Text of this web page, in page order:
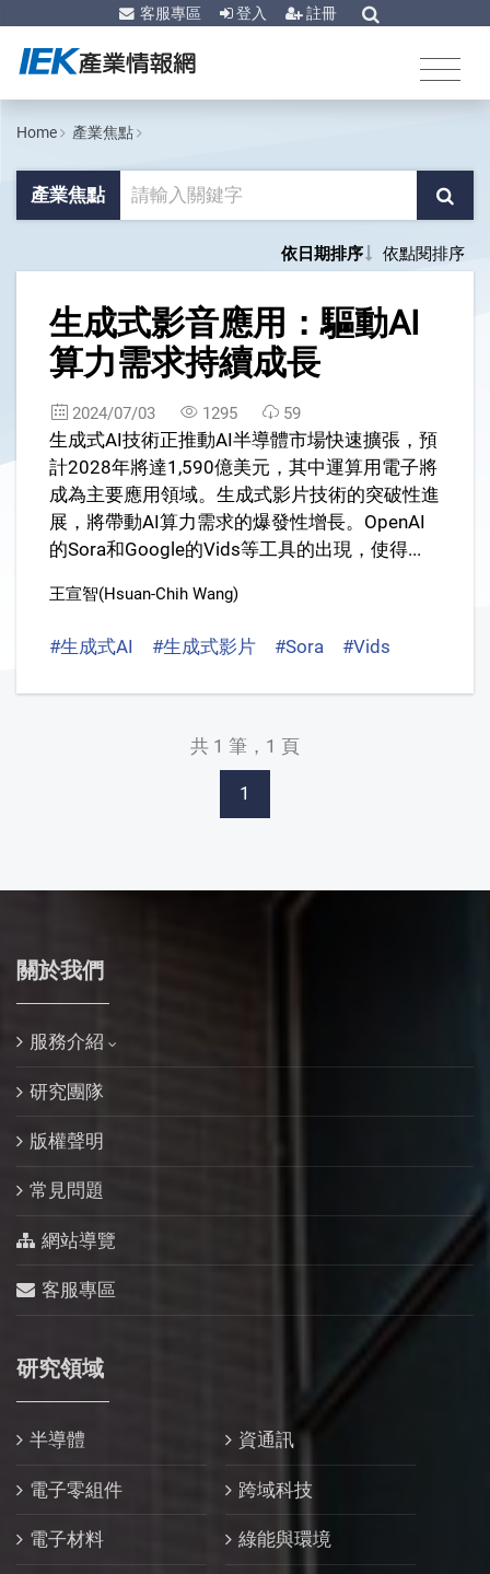
客服專區 登入 註冊
Home 產業焦點
產業焦點
依日期排序 依點閱排序
生成式影音應用：驅動AI
算力需求持續成長
2024/07/03 1295 59
生成式AI技術正推動AI半導體市場快速擴張，預
計2028年將達1,590億美元，其中運算用電子將
成為主要應用領域。生成式影片技術的突破性進
展，將帶動AI算力需求的爆發性增長。OpenAI
的Sora和Google的Vids等工具的出現，使得...
王宣智(Hsuan-Chih Wang)
#生成式AI #生成式影片 #Sora #Vids
共 1 筆，1 頁
1
關於我們
服務介紹
研究團隊
版權聲明
常見問題
網站導覽
客服專區
研究領域
半導體 資通訊
電子零組件 跨域科技
電子材料 綠能與環境